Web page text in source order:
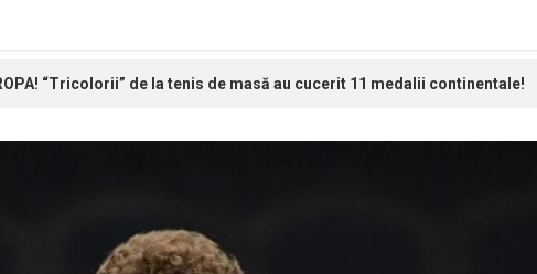
“Tricolorii” de la tenis de masă au cucerit 11 medalii continentale!